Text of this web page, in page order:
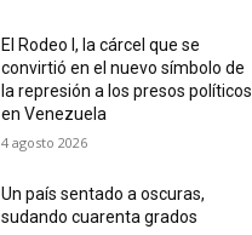
El Rodeo I, la cárcel que se
convirtió en el nuevo símbolo de
la represión a los presos políticos
en Venezuela
4 agosto 2026
Un país sentado a oscuras,
sudando cuarenta grados